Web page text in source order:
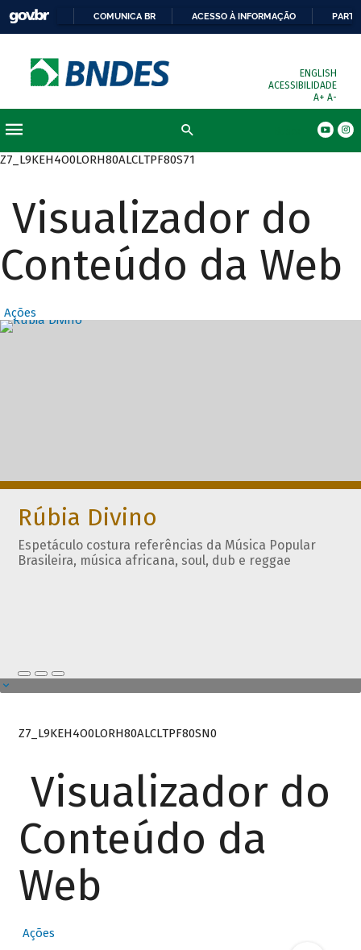
COMUNICA BR ACESSO À INFORMAÇÃO
ENGLISH
ACESSIBILIDADE
A+ A-
Z7_L9KEH4O0LORH80ALCLTPF80S71
Visualizador do
Conteúdo da Web
Ações
Destaques
Rúbia Divino
Espetáculo costura referências da Música Popular
Brasileira, música africana, soul, dub e reggae
Z7_L9KEH4O0LORH80ALCLTPF80SN0
Visualizador do
Conteúdo da
Web
Ações